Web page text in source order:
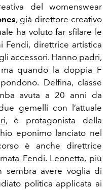
del womenswear
, già direttore creativo
ha voluto far sfilare le
Fendi, direttrice artistica
accessori. Hanno padri,
quando la doppia F
Delfina, classe
avuta a 20 anni da
gemelli con l’attuale
, è protagonista della
eponimo lanciato nel
è anche direttrice
Fendi. Leonetta, più
sembra avere voglia di
politica applicata ai